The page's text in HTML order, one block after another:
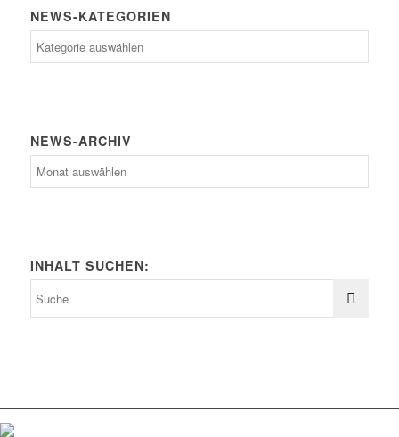
NEWS-KATEGORIEN
Kategorien
NEWS-ARCHIV
INHALT SUCHEN: